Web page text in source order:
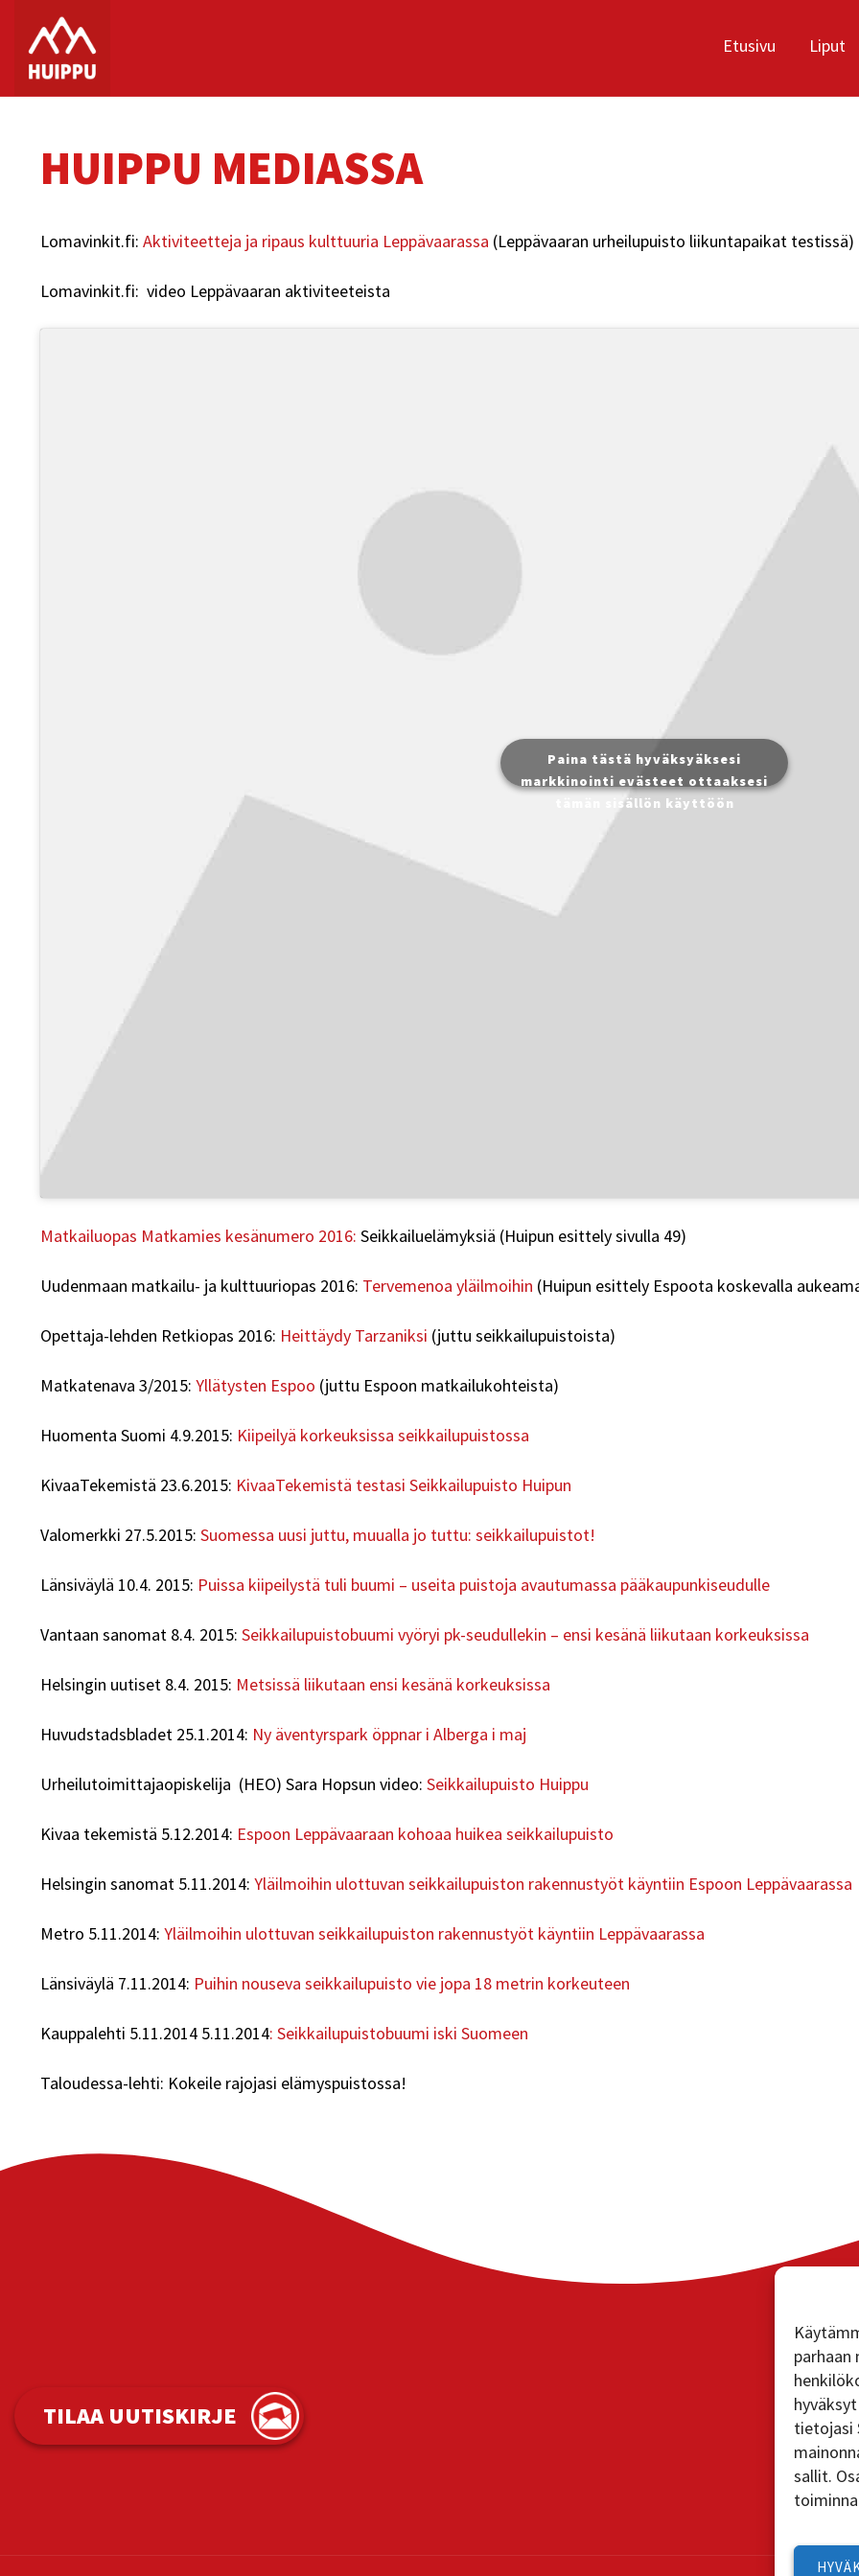
parhaan
tietojasi
sallit.
content
Etusivu Liput
HUIPPU MEDIASSA
Lomavinkit.fi: Aktiviteetteja ja ripaus kulttuuria Leppävaarassa (Leppävaaran urheilupuisto liikuntapaikat testissä)
Lomavinkit.fi: video Leppävaaran aktiviteeteista
Paina tästä hyväksyäksesi
markkinointi evästeet ottaaksesi
tämän sisällön käyttöön
Matkailuopas Matkamies kesänumero 2016: Seikkailuelämyksiä (Huipun esittely sivulla 49)
Uudenmaan matkailu- ja kulttuuriopas 2016: Tervemenoa yläilmoihin (Huipun esittely Espoota koskevalla
Opettaja-lehden Retkiopas 2016: Heittäydy Tarzaniksi (juttu seikkailupuistoista)
Matkatenava 3/2015: Yllätysten Espoo (juttu Espoon matkailukohteista)
Huomenta Suomi 4.9.2015: Kiipeilyä korkeuksissa seikkailupuistossa
KivaaTekemistä 23.6.2015: KivaaTekemistä testasi Seikkailupuisto Huipun
Valomerkki 27.5.2015: Suomessa uusi juttu, muualla jo tuttu: seikkailupuistot!
Länsiväylä 10.4. 2015: Puissa kiipeilystä tuli buumi – useita puistoja avautumassa pääkaupunkiseudulle
Vantaan sanomat 8.4. 2015: Seikkailupuistobuumi vyöryi pk-seudullekin – ensi kesänä liikutaan korkeuksissa
Helsingin uutiset 8.4. 2015: Metsissä liikutaan ensi kesänä korkeuksissa
Huvudstadsbladet 25.1.2014: Ny äventyrspark öppnar i Alberga i maj
Urheilutoimittajaopiskelija (HEO) Sara Hopsun video: Seikkailupuisto Huippu
Kivaa tekemistä 5.12.2014: Espoon Leppävaaraan kohoaa huikea seikkailupuisto
Helsingin sanomat 5.11.2014: Yläilmoihin ulottuvan seikkailupuiston rakennustyöt käyntiin Espoon Leppävaarassa
Metro 5.11.2014: Yläilmoihin ulottuvan seikkailupuiston rakennustyöt käyntiin Leppävaarassa
Länsiväylä 7.11.2014: Puihin nouseva seikkailupuisto vie jopa 18 metrin korkeuteen
Kauppalehti 5.11.2014 5.11.2014: Seikkailupuistobuumi iski Suomeen
Taloudessa-lehti: Kokeile rajojasi elämyspuistossa!
TILAA UUTISKIRJE